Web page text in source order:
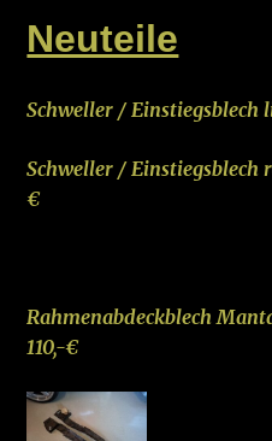
Neuteile
Schweller /
Schweller / Einstiegsblech
€
Rahmenabdeckblech
110,-€